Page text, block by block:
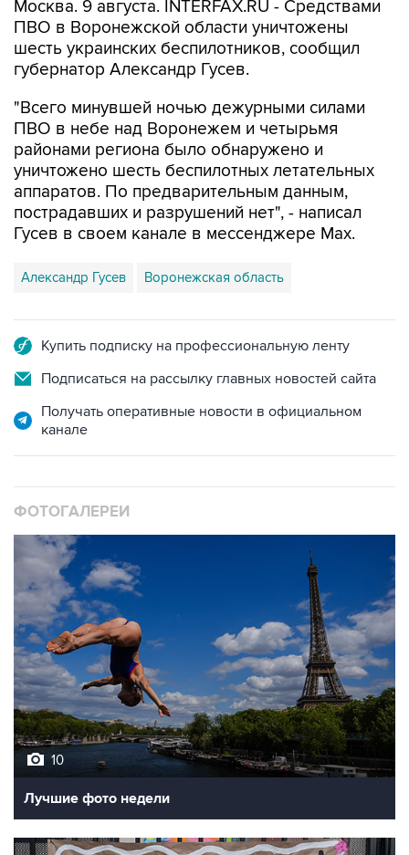
Москва. 9 августа. INTERFAX.RU - Средствами
ПВО в Воронежской области уничтожены
шесть украинских беспилотников, сообщил
губернатор Александр Гусев.
"Всего минувшей ночью дежурными силами
ПВО в небе над Воронежем и четырьмя
районами региона было обнаружено и
уничтожено шесть беспилотных летательных
аппаратов. По предварительным данным,
пострадавших и разрушений нет", - написал
Гусев в своем канале в мессенджере Max.
Александр Гусев Воронежская область
Купить подписку на профессиональную ленту
Подписаться на рассылку главных новостей сайта
Получать оперативные новости в официальном
канале
ФОТОГАЛЕРЕИ
10
Лучшие фото недели